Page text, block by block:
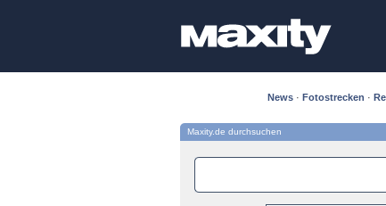
News · Fotostrecken ·
Maxity.de durchsuchen